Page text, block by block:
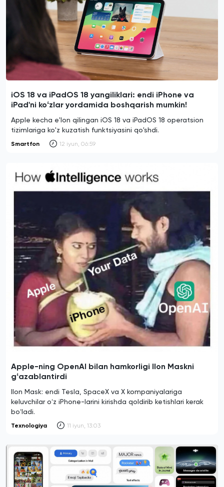
iOS 18 va iPadOS 18 yangiliklari: endi iPhone va
iPad'ni koʻzlar yordamida boshqarish mumkin!
Apple kecha e'lon qilingan iOS 18 va iPadOS 18 operatsion
tizimlariga ko'z kuzatish funktsiyasini qo'shdi.
Smartfon 12 iyun, 06:59
Apple-ning OpenAI bilan hamkorligi Ilon Maskni
gʻazablantirdi
Ilon Mask: endi Tesla, SpaceX va X kompaniyalariga
keluvchilar oʻz iPhone-larini kirishda qoldirib ketishlari kerak
boʻladi.
Texnologiya 11 iyun, 13:03